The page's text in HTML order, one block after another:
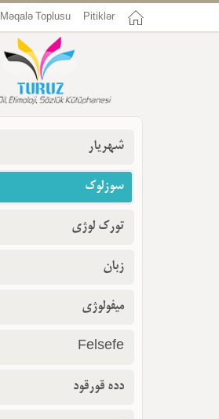
Pitiklər
Məqalə Toplusu
شهریار
سوزلوک
تورک لوژی
زبان
میفولوژی
Felsefe
دده قورقود